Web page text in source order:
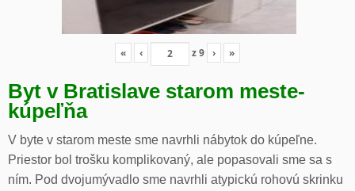
« ‹ z9 › »
Byt v Bratislave starom meste-
kúpeľňa
V byte v starom meste sme navrhli nábytok do kúpeľne.
Priestor bol trošku komplikovaný, ale popasovali sme sa s
ním. Pod dvojumývadlo sme navrhli atypickú rohovú skrinku